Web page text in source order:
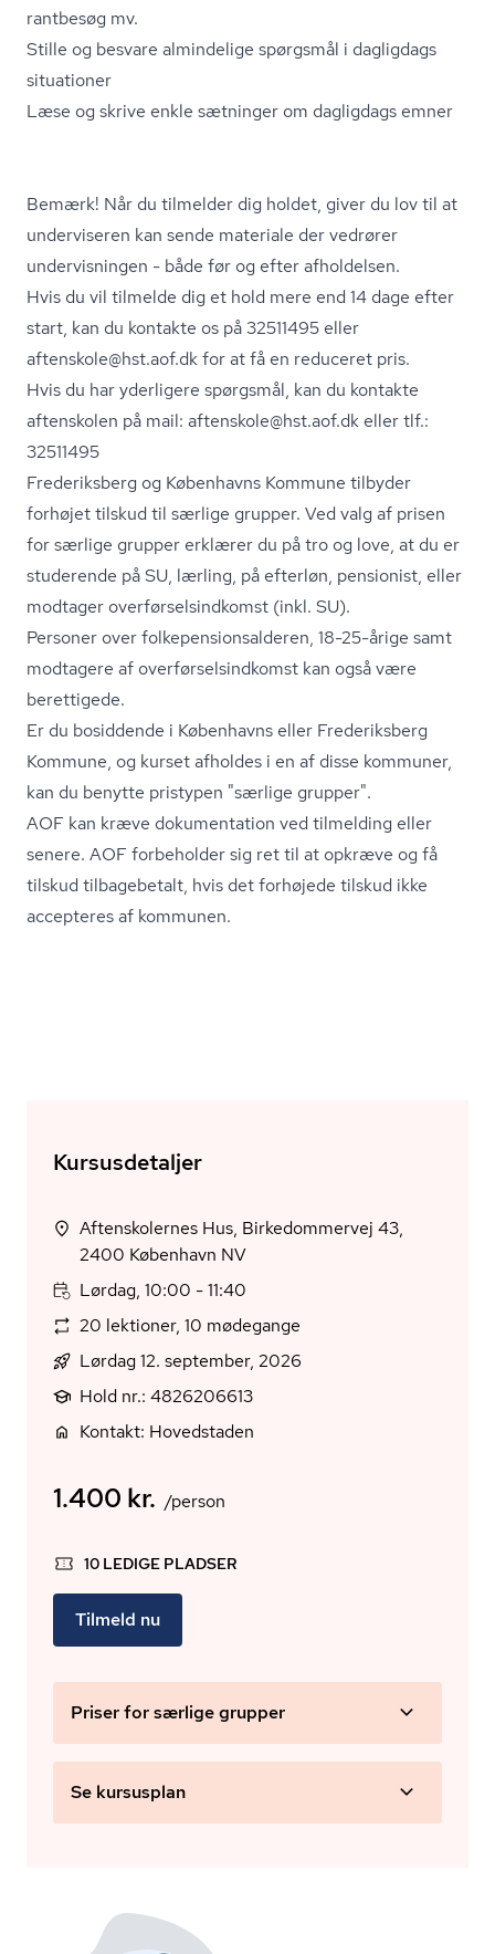
rant­be­søg mv.
Stille og besvare almindelige spørgsmål i dagligdags
situationer
Læse og skrive enkle sætninger om dagligdags emner
Bemærk! Når du tilmelder dig holdet, giver du lov til at
underviseren kan sende materiale der vedrører
undervisningen - både før og efter afholdelsen.
Hvis du vil tilmelde dig et hold mere end 14 dage efter
start, kan du kontakte os på 32511495 eller
aftenskole@hst.aof.dk for at få en reduceret pris.
Hvis du har yderligere spørgsmål, kan du kontakte
aftenskolen på mail: aftenskole@hst.aof.dk eller tlf.:
32511495
Frederiksberg og Københavns Kommune tilbyder
forhøjet tilskud til særlige grupper. Ved valg af prisen
for særlige grupper erklærer du på tro og love, at du er
studerende på SU, lærling, på efterløn, pensionist, eller
modtager over­før­sels­ind­komst (inkl. SU).
Personer over fol­ke­pen­sions­al­de­ren, 18-25-årige samt
modtagere af over­før­sels­ind­komst kan også være
berettigede.
Er du bosiddende i Københavns eller Frederiksberg
Kommune, og kurset afholdes i en af disse kommuner,
kan du benytte pristypen "særlige grupper".
AOF kan kræve dokumentation ved tilmelding eller
senere. AOF forbeholder sig ret til at opkræve og få
tilskud tilbagebetalt, hvis det forhøjede tilskud ikke
accepteres af kommunen.
Kursusdetaljer
Aftenskolernes Hus, Birkedommervej 43,
2400 København NV
Lørdag, 10:00 - 11:40
20 lektioner, 10 mødegange
Lørdag 12. september, 2026
Hold nr.: 4826206613
Kontakt: Hovedstaden
1.400 kr. /person
10 LEDIGE PLADSER
Tilmeld nu
Priser for særlige grupper
Se kursusplan